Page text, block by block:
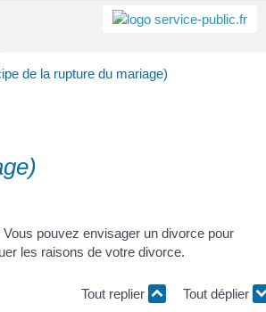
de la rupture du mariage)
pouvez envisager un divorce pour
les raisons de votre divorce.
Tout replier Tout déplier